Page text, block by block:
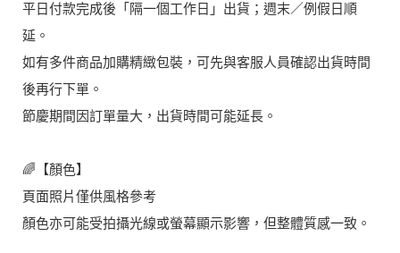
平日付款完成後「隔一個工作日」出貨；週末／例假日順
延。
如有多件商品加購精緻包裝，可先與客服人員確認出貨時間
後再行下單。
節慶期間因訂單量大，出貨時間可能延長。
🌈【顏色】
頁面照片僅供風格參考
顏色亦可能受拍攝光線或螢幕顯示影響，但整體質感一致。